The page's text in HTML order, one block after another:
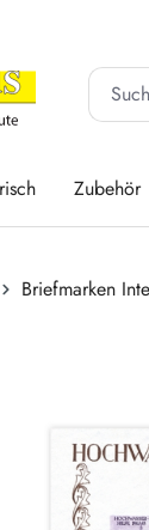
Zubehör
Briefmarken